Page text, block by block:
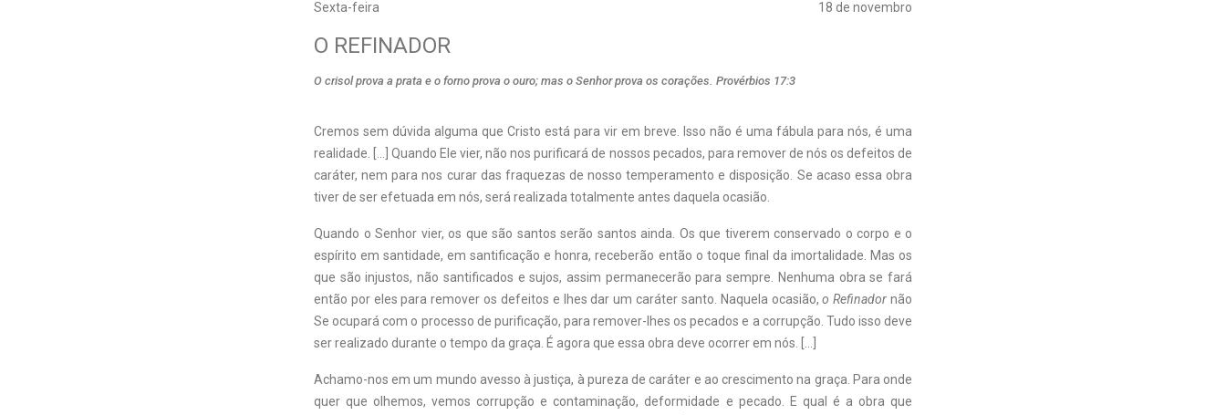
Sexta-feira 18 de novembro
O REFINADOR
O crisol prova a prata e o forno prova o ouro; mas o Senhor prova os corações. Provérbios 17:3
Cremos sem dúvida alguma que Cristo está para vir em breve. Isso não é uma fábula para nós, é uma
realidade. […] Quando Ele vier, não nos purificará de nossos pecados, para remover de nós os defeitos de
caráter, nem para nos curar das fraquezas de nosso temperamento e disposição. Se acaso essa obra
tiver de ser efetuada em nós, será realizada totalmente antes daquela ocasião.
Quando o Senhor vier, os que são santos serão santos ainda. Os que tiverem conservado o corpo e o
espírito em santidade, em santificação e honra, receberão então o toque final da imortalidade. Mas os
que são injustos, não santificados e sujos, assim permanecerão para sempre. Nenhuma obra se fará
então por eles para remover os defeitos e lhes dar um caráter santo. Naquela ocasião,o Refinadornão
Se ocupará com o processo de purificação, para remover-lhes os pecados e a corrupção. Tudo isso deve
ser realizado durante o tempo da graça. É agora que essa obra deve ocorrer em nós. […]
Achamo-nos em um mundo avesso à justiça, à pureza de caráter e ao crescimento na graça. Para onde
quer que olhemos, vemos corrupção e contaminação, deformidade e pecado. E qual é a obra que